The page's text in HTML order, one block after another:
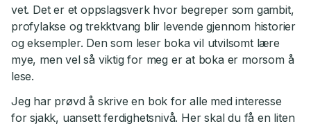
vet. Det er et oppslagsverk hvor begreper som gambit,
profylakse og trekktvang blir levende gjennom historier
og eksempler. Den som leser boka vil utvilsomt lære
mye, men vel så viktig for meg er at boka er morsom å
lese.
Jeg har prøvd å skrive en bok for alle med interesse
for sjakk, uansett ferdighetsnivå. Her skal du få en liten